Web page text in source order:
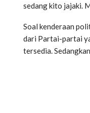
sedang kito jajaki.
Soal kenderaan
dari Partai-partai
tersedia.